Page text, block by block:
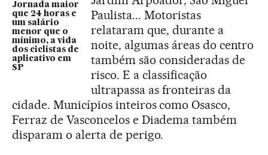
Jornada maior
que 24 horas e
um salário
menor que o
mínimo, a vida
dos ciclistas de
aplicativo em
SP
Paulista... Motoristas
relataram que, durante a
noite, algumas áreas do centro
também são consideradas de
risco. E a classificação
ultrapassa as fronteiras da
cidade. Municípios inteiros como Osasco,
Ferraz de Vasconcelos e Diadema também
disparam o alerta de perigo.